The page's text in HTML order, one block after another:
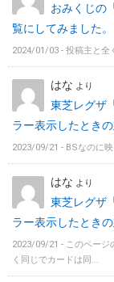
おみくじの
覧にしてみました。
2024/01/03 - 投稿主と全
はな より
東芝レグザ
ラー表示したとき
2023/09/21 - BSなのに
はな より
東芝レグザ
ラー表示したとき
2023/09/21 - このページ
く同じでカードは同...